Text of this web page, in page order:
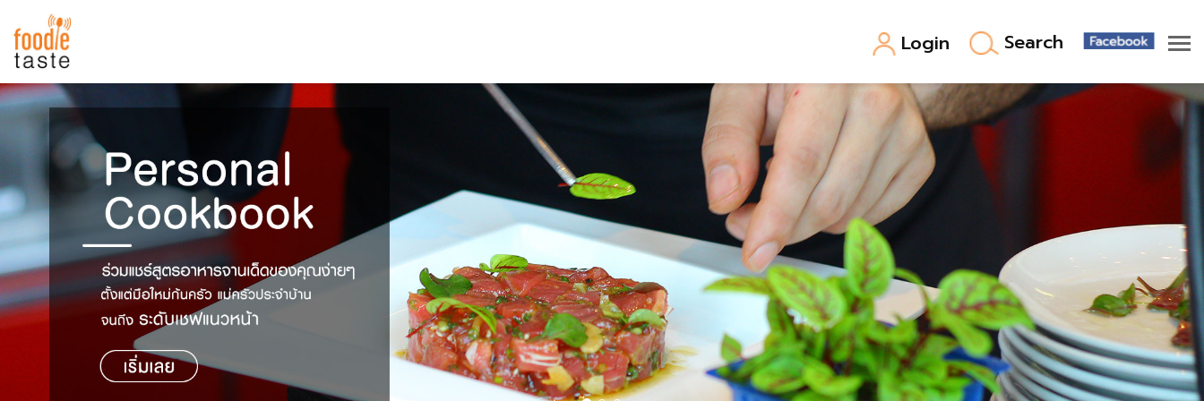
Login Search
สูตรอาหาร
สูตรอาหารล่าสุด
Top Foodie
พาไปชิม
สารพันก้นครัว
เคล็ดลับน่ารู้
เปรียบเทียบหน่วยการตวง
เปรียบเทียบอุณหภูมิ
เปรียบเทียบน้ำหนักวัตถุดิบ
FoodPedia
สร้าง Cookbook